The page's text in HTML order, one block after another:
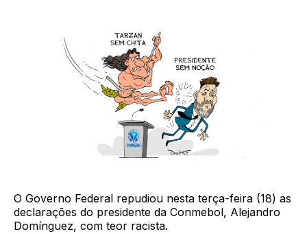
O Governo Federal repudiou nesta terça-feira (18) as
declarações do presidente da Conmebol, Alejandro
Domínguez, com teor racista.